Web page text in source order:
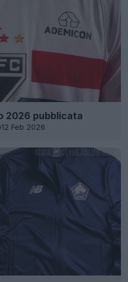
2026 pubblicata
12 Feb 2026